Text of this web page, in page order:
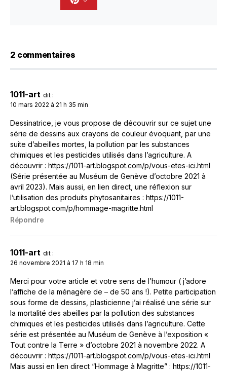
2 commentaires
1011-art dit :
10 mars 2022 à 21 h 35 min
Dessinatrice, je vous propose de découvrir sur ce sujet une
série de dessins aux crayons de couleur évoquant, par une
suite d’abeilles mortes, la pollution par les substances
chimiques et les pesticides utilisés dans l’agriculture. A
découvrir : https://1011-art.blogspot.com/p/vous-etes-ici.html
(Série présentée au Muséum de Genève d’octobre 2021 à
avril 2023). Mais aussi, en lien direct, une réflexion sur
l’utilisation des produits phytosanitaires : https://1011-
art.blogspot.com/p/hommage-magritte.html
Répondre
1011-art dit :
26 novembre 2021 à 17 h 18 min
Merci pour votre article et votre sens de l’humour ( j’adore
l’affiche de la ménagère de – de 50 ans !). Petite participation
sous forme de dessins, plasticienne j’ai réalisé une série sur
la mortalité des abeilles par la pollution des substances
chimiques et les pesticides utilisés dans l’agriculture. Cette
série est présentée au Muséum de Genève à l’exposition «
Tout contre la Terre » d’octobre 2021 à novembre 2022. A
découvrir : https://1011-art.blogspot.com/p/vous-etes-ici.html
Mais aussi en lien direct “Hommage à Magritte” : https://1011-